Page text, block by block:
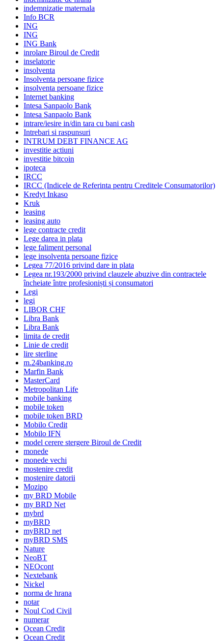
indemnizatie maternala
Info BCR
ING
ING
ING Bank
inrolare Biroul de Credit
inselatorie
insolventa
Insolventa persoane fizice
insolventa persoane fizice
Internet banking
Intesa Sanpaolo Bank
Intesa Sanpaolo Bank
intrare/iesire in/din tara cu bani cash
Intrebari si raspunsuri
INTRUM DEBT FINANCE AG
investitie actiuni
investitie bitcoin
ipoteca
IRCC
IRCC (Indicele de Referinta pentru Creditele Consumatorilor)
Kredyt Inkaso
Kruk
leasing
leasing auto
lege contracte credit
Lege darea in plata
lege faliment personal
lege insolventa persoane fizice
Legea 77/2016 privind dare in plata
Legea nr.193/2000 privind clauzele abuzive din contractele
încheiate între profesioniști și consumatori
Legi
legi
LIBOR CHF
Libra Bank
Libra Bank
limita de credit
Linie de credit
lire sterline
m.24banking.ro
Marfin Bank
MasterCard
Metropolitan Life
mobile banking
mobile token
mobile token BRD
Mobilo Credit
Mobilo IFN
model cerere stergere Biroul de Credit
monede
monede vechi
mostenire credit
mostenire datorii
Mozipo
my BRD Mobile
my BRD Net
mybrd
myBRD
myBRD net
myBRD SMS
Nature
NeoBT
NEOcont
Nextebank
Nickel
norma de hrana
notar
Noul Cod Civil
numerar
Ocean Credit
Ocean Credit